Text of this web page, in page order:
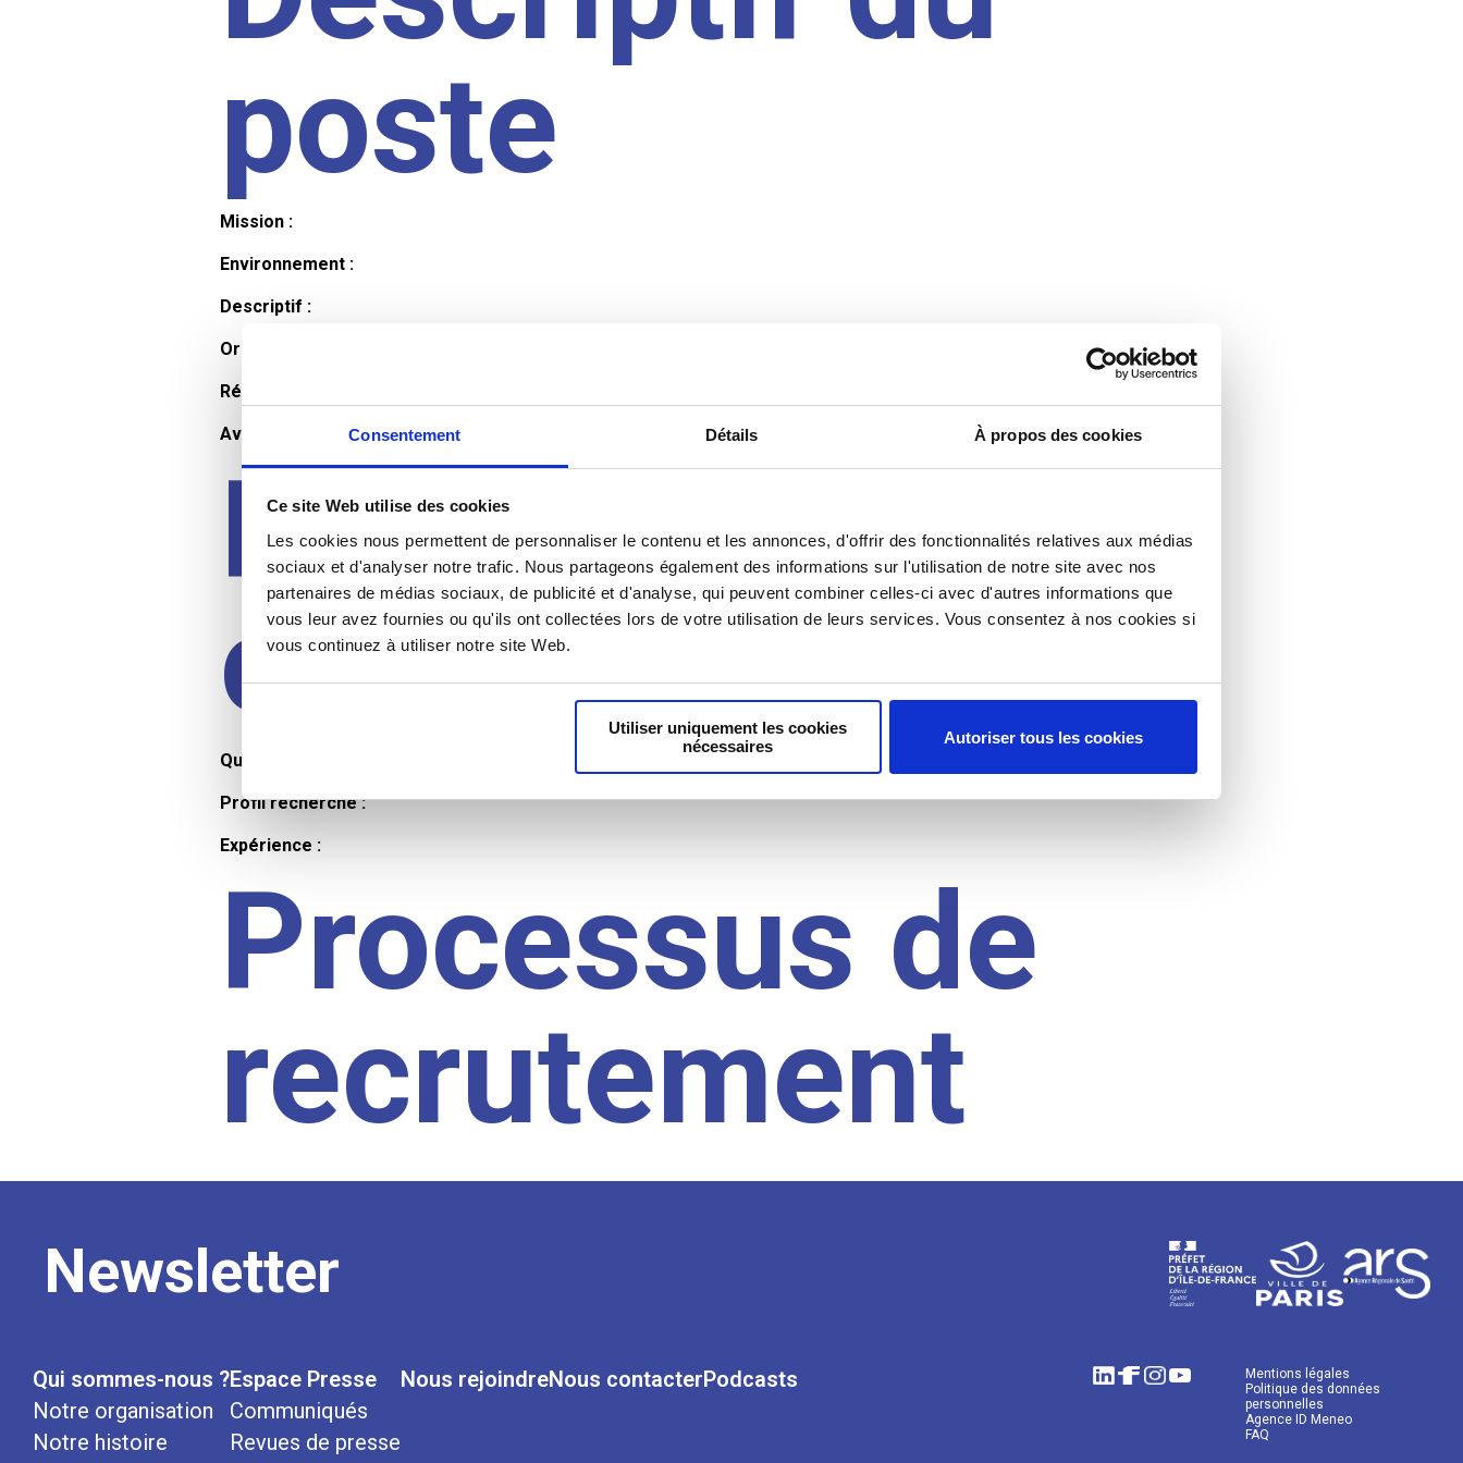
Consentement Détails À propos des cookies
Ce site Web utilise des cookies
Les cookies nous permettent de personnaliser le contenu et les annonces, d'offrir des fonctionnalités relatives aux médias
sociaux et d'analyser notre trafic. Nous partageons également des informations sur l'utilisation de notre site avec nos
partenaires de médias sociaux, de publicité et d'analyse, qui peuvent combiner celles-ci avec d'autres informations que
vous leur avez fournies ou qu'ils ont collectées lors de votre utilisation de leurs services. Vous consentez à nos cookies si
vous continuez à utiliser notre site Web.
Utiliser uniquement les cookies
nécessaires
Autoriser tous les cookies
poste
Mission :
Environnement :
Descriptif :
Organisation et horaires :
Rémunération :
Avantages :
Profil du
candidat
Qualifications et diplômes :
Profil recherché :
Expérience :
Processus de
recrutement
Newsletter
Qui sommes-nous ?
Notre organisation
Notre histoire
Espace Presse
Communiqués
Revues de presse
Nous rejoindreNous contacterPodcasts
Mentions légales
Politique des données
personnelles
Agence ID Meneo
FAQ